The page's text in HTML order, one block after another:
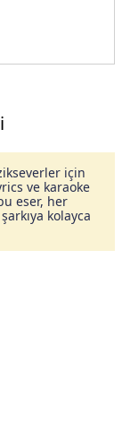
için
ve karaoke
eser, her
kolayca